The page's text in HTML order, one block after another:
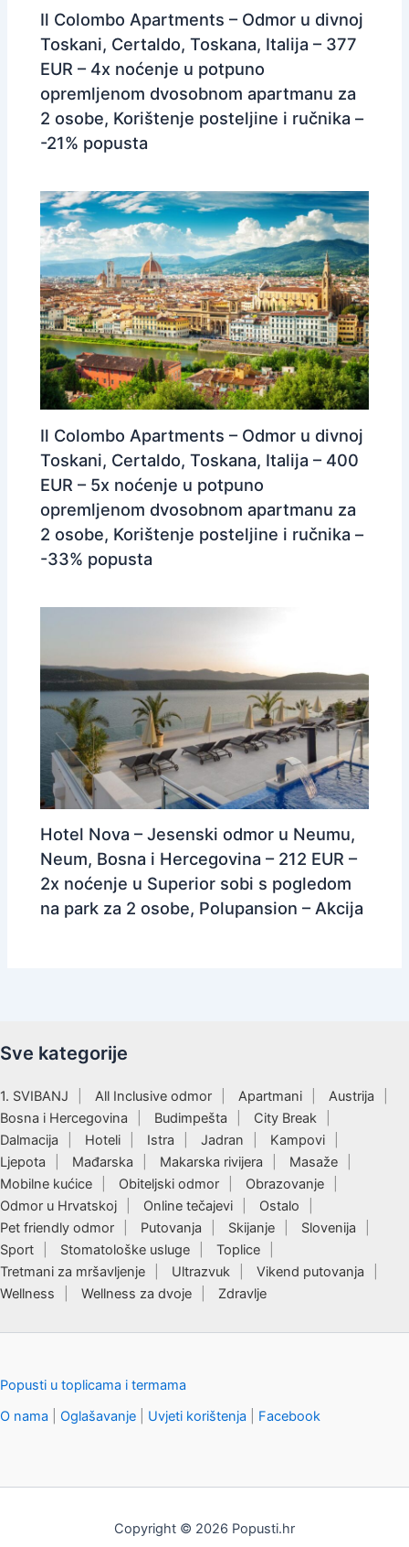
Il Colombo Apartments – Odmor u divnoj
Toskani, Certaldo, Toskana, Italija – 377
EUR – 4x noćenje u potpuno
opremljenom dvosobnom apartmanu za
2 osobe, Korištenje posteljine i ručnika –
-21% popusta
Il Colombo Apartments – Odmor u divnoj
Toskani, Certaldo, Toskana, Italija – 400
EUR – 5x noćenje u potpuno
opremljenom dvosobnom apartmanu za
2 osobe, Korištenje posteljine i ručnika –
-33% popusta
Hotel Nova – Jesenski odmor u Neumu,
Neum, Bosna i Hercegovina – 212 EUR –
2x noćenje u Superior sobi s pogledom
na park za 2 osobe, Polupansion – Akcija
Sve kategorije
1. SVIBANJ All Inclusive odmor Apartmani
Austrija
Bosna i Hercegovina
Budimpešta
City Break
Dalmacija
Hoteli Istra Jadran
Kampovi
Ljepota
Mađarska Makarska rivijera
Masaže
Mobilne kućice
Obiteljski odmor
Obrazovanje
Odmor u Hrvatskoj
Online tečajevi
Ostalo
Pet friendly odmor
Putovanja Skijanje
Slovenija
Sport
Stomatološke usluge
Toplice
Tretmani za mršavljenje
Ultrazvuk
Vikend putovanja
Wellness
Wellness za dvoje Zdravlje
Popusti u toplicama i termama
O nama
Oglašavanje Uvjeti korištenja Facebook
Copyright © 2026 Popusti.hr